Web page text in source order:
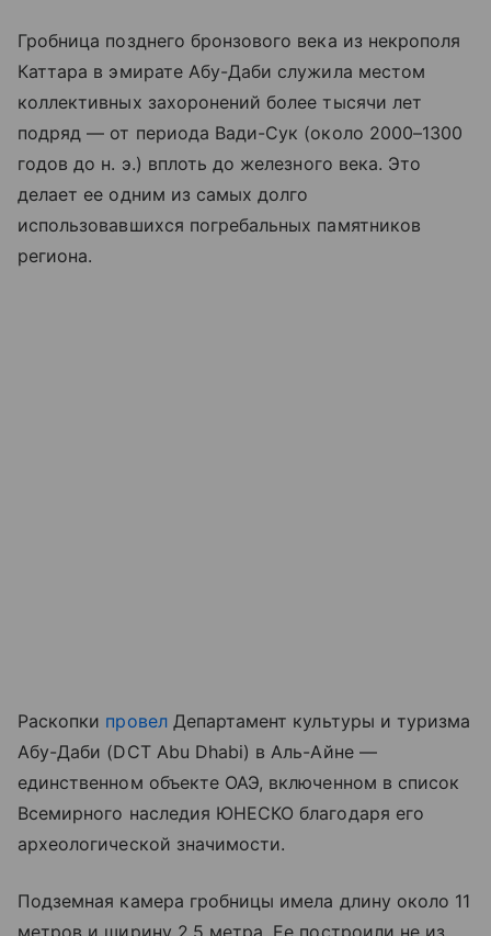
Гробница позднего бронзового века из некрополя
Каттара в эмирате Абу-Даби служила местом
коллективных захоронений более тысячи лет
подряд — от периода Вади-Сук (около 2000–1300
годов до н. э.) вплоть до железного века. Это
делает ее одним из самых долго
использовавшихся погребальных памятников
региона.
Раскопки провелДепартамент культуры и туризма
Абу-Даби (DCT Abu Dhabi) в Аль-Айне —
единственном объекте ОАЭ, включенном в список
Всемирного наследия ЮНЕСКО благодаря его
археологической значимости.
Подземная камера гробницы имела длину около 11